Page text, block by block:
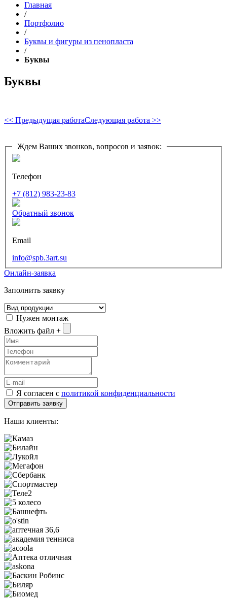
Главная
/
Портфолио
/
Буквы и фигуры из пенопласта
/
Буквы
Буквы
<< Предыдущая работаСледующая работа >>
Ждем Ваших звонков, вопросов и заявок:
Телефон
+7 (812) 983-23-83
Обратный звонок
Email
info@spb.3art.su
Онлайн-заявка
Заполнить заявку
Нужен монтаж
Вложить файл +
Я согласен с политикой конфиденциальности
Наши клиенты: